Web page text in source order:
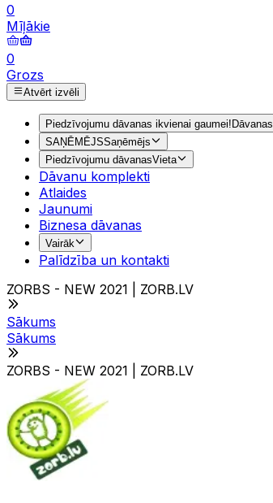
0
Mīļākie
0
Grozs
Atvērt izvēli
Piedzīvojumu dāvanas ikvienai gaumei!Dāvanas
SAŅĒMĒJSSaņēmējs
Piedzīvojumu dāvanasVieta
Dāvanu komplekti
Atlaides
Jaunumi
Biznesa dāvanas
Vairāk
Palīdzība un kontakti
ZORBS - NEW 2021 | ZORB.LV
Sākums
Sākums
ZORBS - NEW 2021 | ZORB.LV